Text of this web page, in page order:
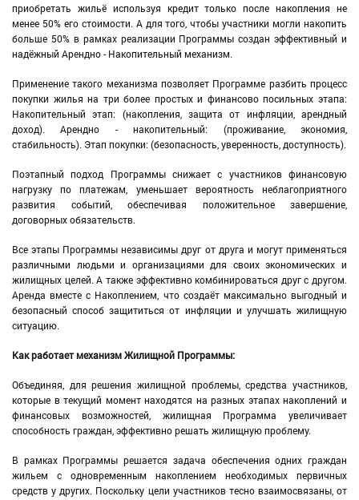
приобретать жильё используя кредит только после накопления не
менее 50% его стоимости. А для того, чтобы участники могли накопить
больше 50% в рамках реализации Программы создан эффективный и
надёжный Арендно - Накопительный механизм.
​Применение такого механизма позволяет Программе разбить процесс
покупки жилья на три более простых и финансово посильных этапа:
Накопительный этап: (накопления, защита от инфляции, арендный
доход). Арендно - накопительный: (проживание, экономия,
стабильность). Этап покупки: (безопасность, уверенность, доступность).
​Поэтапный подход Программы снижает с участников финансовую
нагрузку по платежам, уменьшает вероятность неблагоприятного
развития событий, обеспечивая положительное завершение,
договорных обязательств.
​Все этапы Программы независимы друг от друга и могут применяться
различными людьми и организациями для своих экономических и
жилищных целей. А также эффективно комбинироваться друг с другом.
Аренда вместе с Накоплением, что создаёт максимально выгодный и
безопасный способ защититься от инфляции и улучшать жилищную
ситуацию.
​Как работает механизм Жилищной Программы:
Объединяя, для решения жилищной проблемы, средства участников,
которые в текущий момент находятся на разных этапах накоплений и
финансовых возможностей, жилищная Программа увеличивает
способность граждан, эффективно решать жилищную проблему.
В рамках Программы решается задача обеспечения одних граждан
жильем с одновременным накоплением необходимых первичных
средств у других. Поскольку цели участников тесно взаимосвязаны, от